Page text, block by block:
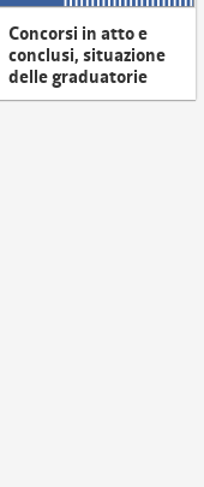
Concorsi in atto e
conclusi, situazione
delle graduatorie